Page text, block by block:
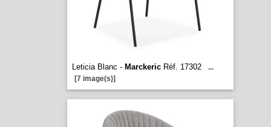
Leticia Blanc - MarckericRéf. 17302
...
[7 image(s)]